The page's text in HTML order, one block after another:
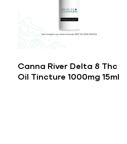
Canna River Delta 8 Thc
Oil Tincture 1000mg 15ml